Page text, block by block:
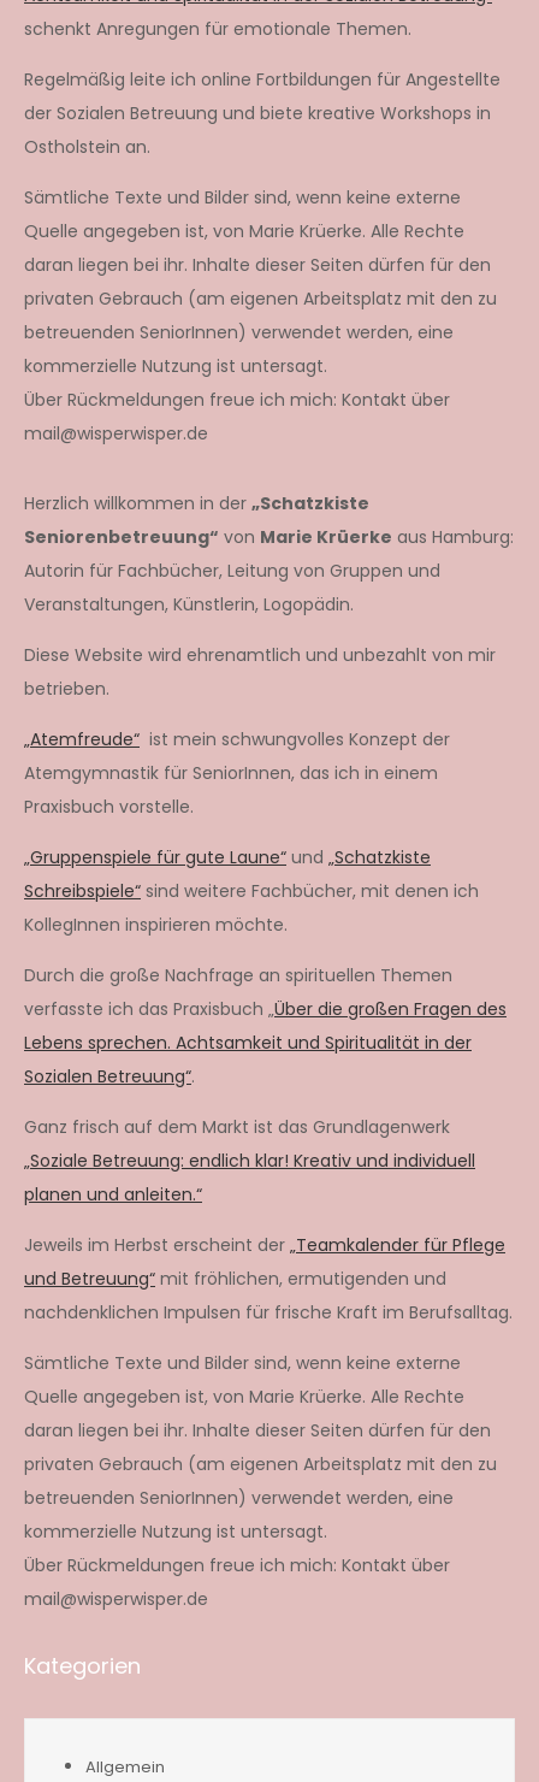
schenkt Anregungen für emotionale Themen.
Regelmäßig leite ich online Fortbildungen für Angestellte
der Sozialen Betreuung und biete kreative Workshops in
Ostholstein an.
Sämtliche Texte und Bilder sind, wenn keine externe
Quelle angegeben ist, von Marie Krüerke. Alle Rechte
daran liegen bei ihr. Inhalte dieser Seiten dürfen für den
privaten Gebrauch (am eigenen Arbeitsplatz mit den zu
betreuenden SeniorInnen) verwendet werden, eine
kommerzielle Nutzung ist untersagt.
Über Rückmeldungen freue ich mich: Kontakt über
mail@wisperwisper.de
Herzlich willkommen in der „Schatzkiste
Seniorenbetreuung“ von Marie Krüerke aus Hamburg:
Autorin für Fachbücher, Leitung von Gruppen und
Veranstaltungen, Künstlerin, Logopädin.
Diese Website wird ehrenamtlich und unbezahlt von mir
betrieben.
„Atemfreude“ ist mein schwungvolles Konzept der
Atemgymnastik für SeniorInnen, das ich in einem
Praxisbuch vorstelle.
„Gruppenspiele für gute Laune“ und „Schatzkiste
Schreibspiele“ sind weitere Fachbücher, mit denen ich
KollegInnen inspirieren möchte.
Durch die große Nachfrage an spirituellen Themen
verfasste ich das Praxisbuch „Über die großen Fragen des
Lebens sprechen. Achtsamkeit und Spiritualität in der
Sozialen Betreuung“.
Ganz frisch auf dem Markt ist das Grundlagenwerk
„Soziale Betreuung: endlich klar! Kreativ und individuell
planen und anleiten.“
Jeweils im Herbst erscheint der „Teamkalender für Pflege
und Betreuung“ mit fröhlichen, ermutigenden und
nachdenklichen Impulsen für frische Kraft im Berufsalltag.
Sämtliche Texte und Bilder sind, wenn keine externe
Quelle angegeben ist, von Marie Krüerke. Alle Rechte
daran liegen bei ihr. Inhalte dieser Seiten dürfen für den
privaten Gebrauch (am eigenen Arbeitsplatz mit den zu
betreuenden SeniorInnen) verwendet werden, eine
kommerzielle Nutzung ist untersagt.
Über Rückmeldungen freue ich mich: Kontakt über
mail@wisperwisper.de
Kategorien
Allgemein